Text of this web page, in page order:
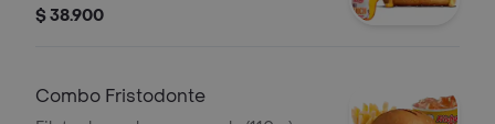
Thai ranch
$ 38.900
Combo Fristodonte